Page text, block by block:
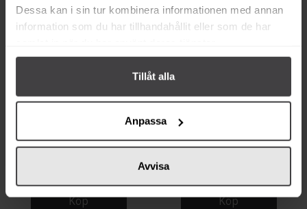
Dessa kan i sin tur kombinera informationen med annan
information som du har tillhandahållit eller som de har
Tillåt alla
Anpassa
Avvisa
Omnipollo Maz 0,3% Alkoholfri
Köp
50 kr
Omnipollo Pleroma Brunch
Köp